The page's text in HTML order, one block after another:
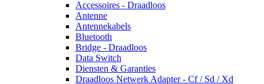
Accessoires - Draadloos
Antenne
Antennekabels
Bluetooth
Bridge - Draadloos
Data Switch
Diensten & Garanties
Draadloos Netwerk Adapter - Cf / Sd / Xd